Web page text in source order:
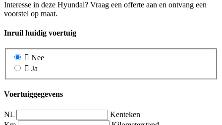
Interesse in deze Hyundai? Vraag een offerte aan en ontvang een
voorstel op maat.
Inruil huidig voertuig
Nee
Ja
Voertuiggegevens
NL
Kenteken